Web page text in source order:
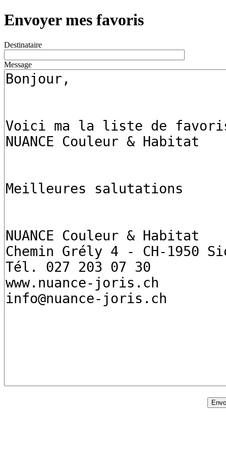
Envoyer mes favoris
Destinataire
Message